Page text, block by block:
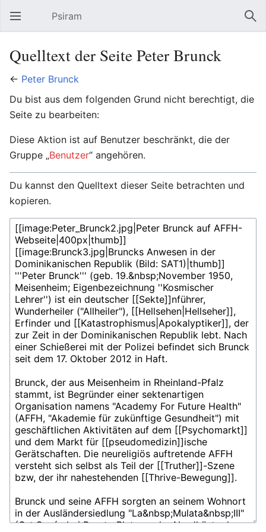
Hauptmenü öffnen Psiram
Quelltext der Seite Peter Brunck
← Peter Brunck
Du bist aus dem folgenden Grund nicht berechtigt, die
Seite zu bearbeiten:
Diese Aktion ist auf Benutzer beschränkt, die der
Gruppe „Benutzer“ angehören.
Du kannst den Quelltext dieser Seite betrachten und
kopieren.